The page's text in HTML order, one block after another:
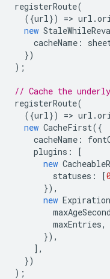
registerRoute(
({url}) => url .
new
cacheName :
})
);
// Cache the
registerRoute(
({url}) => url .
new CacheFirst({
cacheName :
plugins :
[
new
statuses : [0
}),
new
maxEntries,
}),
],
})
);